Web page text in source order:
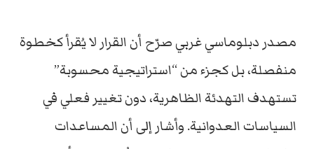
مصدر دبلوماسيغربيصرّح أنالقرار لايُقرأكخطوة
منفصلة،بلكجزءمن“استراتيجيةمحسوبة”
تستهدفالتهدئةالظاهرية،دونتغيير فعليفي
السياساتالعدوانية. وأشار إلىأنالمساعدات